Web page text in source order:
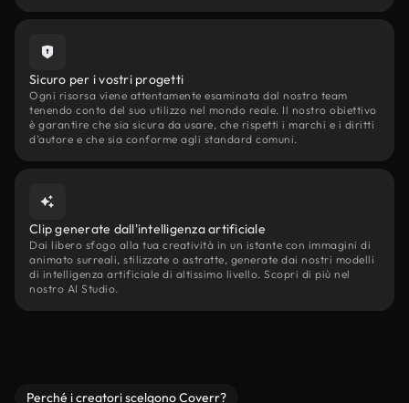
Sicuro per i vostri progetti
Ogni risorsa viene attentamente esaminata dal nostro team
tenendo conto del suo utilizzo nel mondo reale. Il nostro obiettivo
è garantire che sia sicura da usare, che rispetti i marchi e i diritti
d'autore e che sia conforme agli standard comuni.
Clip generate dall'intelligenza artificiale
Dai libero sfogo alla tua creatività in un istante con immagini di
animato surreali, stilizzate o astratte, generate dai nostri modelli
di intelligenza artificiale di altissimo livello. Scopri di più nel
nostro AI Studio.
Perché i creatori scelgono Coverr?